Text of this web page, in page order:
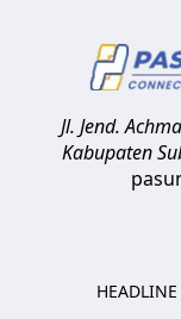
Jl. Jend.
Kabupaten
HEADLINE